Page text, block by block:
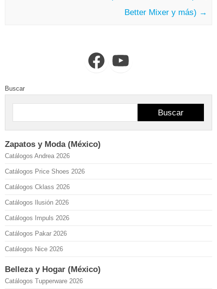
Better Mixer y más) →
FacebookYouTube
Buscar
Buscar
Zapatos y Moda (México)
Catálogos Andrea 2026
Catálogos Price Shoes 2026
Catálogos Cklass 2026
Catálogos Ilusión 2026
Catálogos Impuls 2026
Catálogos Pakar 2026
Catálogos Nice 2026
Belleza y Hogar (México)
Catálogos Tupperware 2026